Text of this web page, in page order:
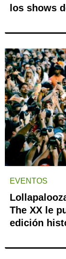
los shows
EVENTOS
The XX le
edición